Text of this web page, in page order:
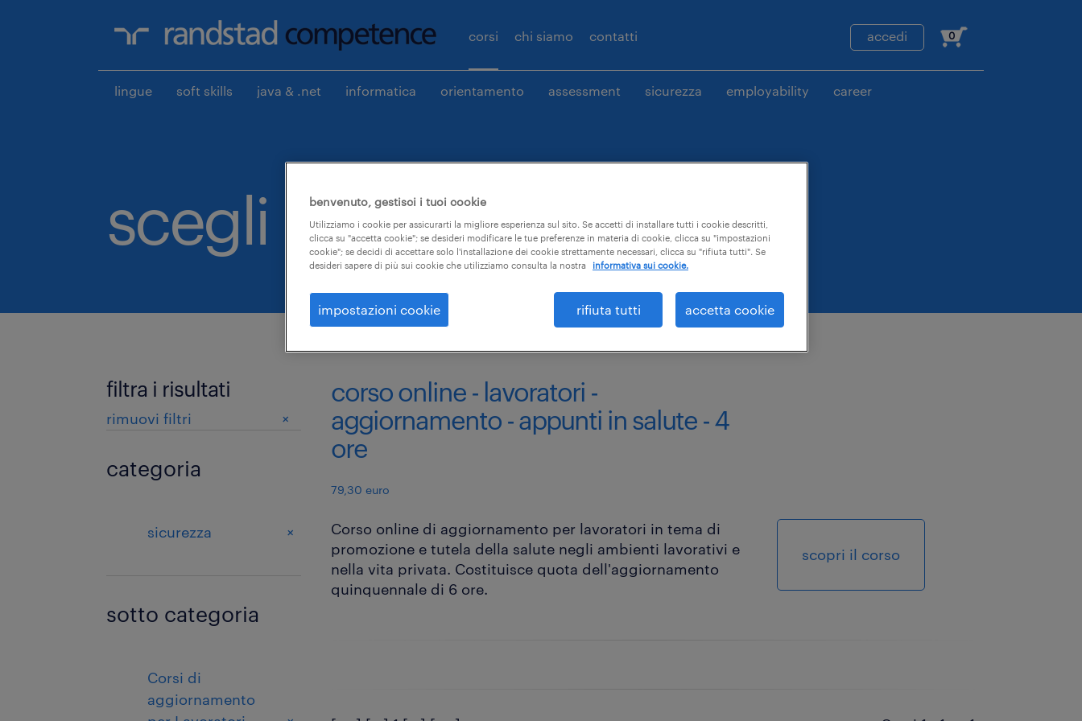
accedi 0
corsi chi siamo contatti
lingue soft skills java & .net informatica orientamento assessment sicurezza employability career
scegli qui il tuo corso.
filtra i risultati
rimuovi filtri +
categoria
sicurezza +
sotto categoria
Corsi di
aggiornamento
corso online - lavoratori -
aggiornamento - appunti in salute - 4
ore
79,30 euro
Corso online di aggiornamento per lavoratori in tema di
promozione e tutela della salute negli ambienti lavorativi e
nella vita privata. Costituisce quota dell'aggiornamento
quinquennale di 6 ore.
scopri il corso
benvenuto, gestisci i tuoi cookie
Utilizziamo i cookie per assicurarti la migliore esperienza sul sito. Se accetti di installare tutti i cookie descritti,
clicca su "accetta cookie"; se desideri modificare le tue preferenze in materia di cookie, clicca su "impostazioni
cookie"; se decidi di accettare solo l'installazione dei cookie strettamente necessari, clicca su "rifiuta tutti". Se
desideri sapere di più sui cookie che utilizziamo consulta la nostra
informativa sui cookie.
impostazioni cookie rifiuta tutti accetta cookie